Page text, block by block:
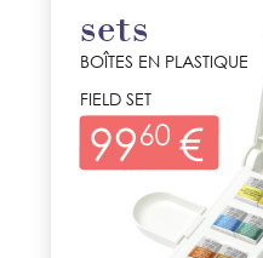
sets
BOÎTES EN PLASTIQUE
FIELD SET